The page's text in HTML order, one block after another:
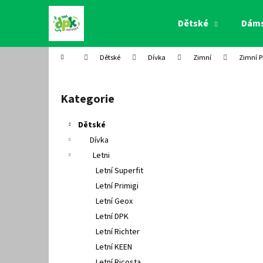
Dětské
Domů Dětské Dívka Zimní Zimní
Přeskočit
kategorie
Kategorie
Dětské
Dívka
Letni
Letní Superfit
Letní Primigi
Letní Geox
Letní DPK
Letní Richter
Letní KEEN
í
Zpět
do
Zpět
do